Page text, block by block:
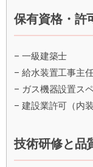
保有資格・許
– 一級建築士
– 給水装置工事主
– ガス機器設置ス
– 建設業許可（内
技術研修と品